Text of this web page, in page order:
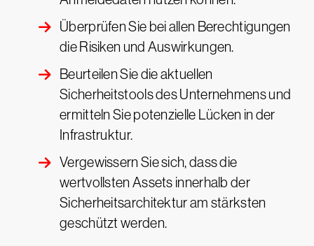
Überprüfen Sie bei allen Berechtigungen
die Risiken und Auswirkungen.
Beurteilen Sie die aktuellen
Sicherheitstools des Unternehmens und
ermitteln Sie potenzielle Lücken in der
Infrastruktur.
Vergewissern Sie sich, dass die
wertvollsten Assets innerhalb der
Sicherheitsarchitektur am stärksten
geschützt werden.